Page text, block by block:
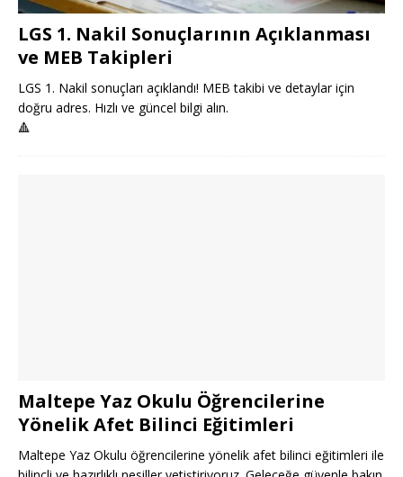
LGS 1. Nakil Sonuçlarının Açıklanması
ve MEB Takipleri
LGS 1. Nakil sonuçları açıklandı! MEB takibi ve detaylar için
doğru adres. Hızlı ve güncel bilgi alın.
🔺
Maltepe Yaz Okulu Öğrencilerine
Yönelik Afet Bilinci Eğitimleri
Maltepe Yaz Okulu öğrencilerine yönelik afet bilinci eğitimleri ile